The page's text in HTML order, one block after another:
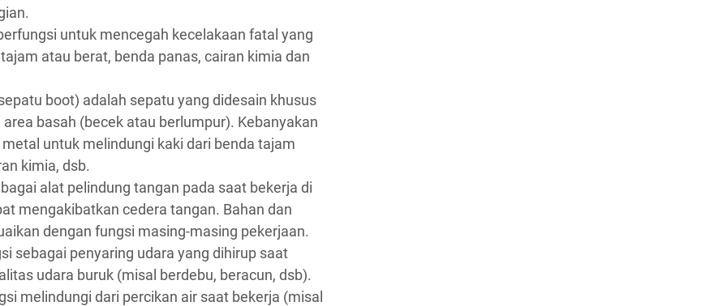
untuk mencegah kecelakaan fatal yang
atau berat, benda panas, cairan kimia dan
boot) adalah sepatu yang didesain khusus
basah (becek atau berlumpur). Kebanyakan
untuk melindungi kaki dari benda tajam
kimia, dsb.
alat pelindung tangan pada saat bekerja di
mengakibatkan cedera tangan. Bahan dan
dengan fungsi masing-masing pekerjaan.
sebagai penyaring udara yang dihirup saat
udara buruk (misal berdebu, beracun, dsb).
melindungi dari percikan air saat bekerja (misal